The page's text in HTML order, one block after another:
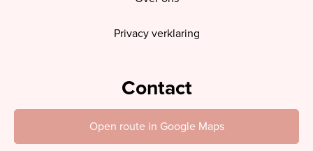
Privacy verklaring
Contact
Open route in Google Maps